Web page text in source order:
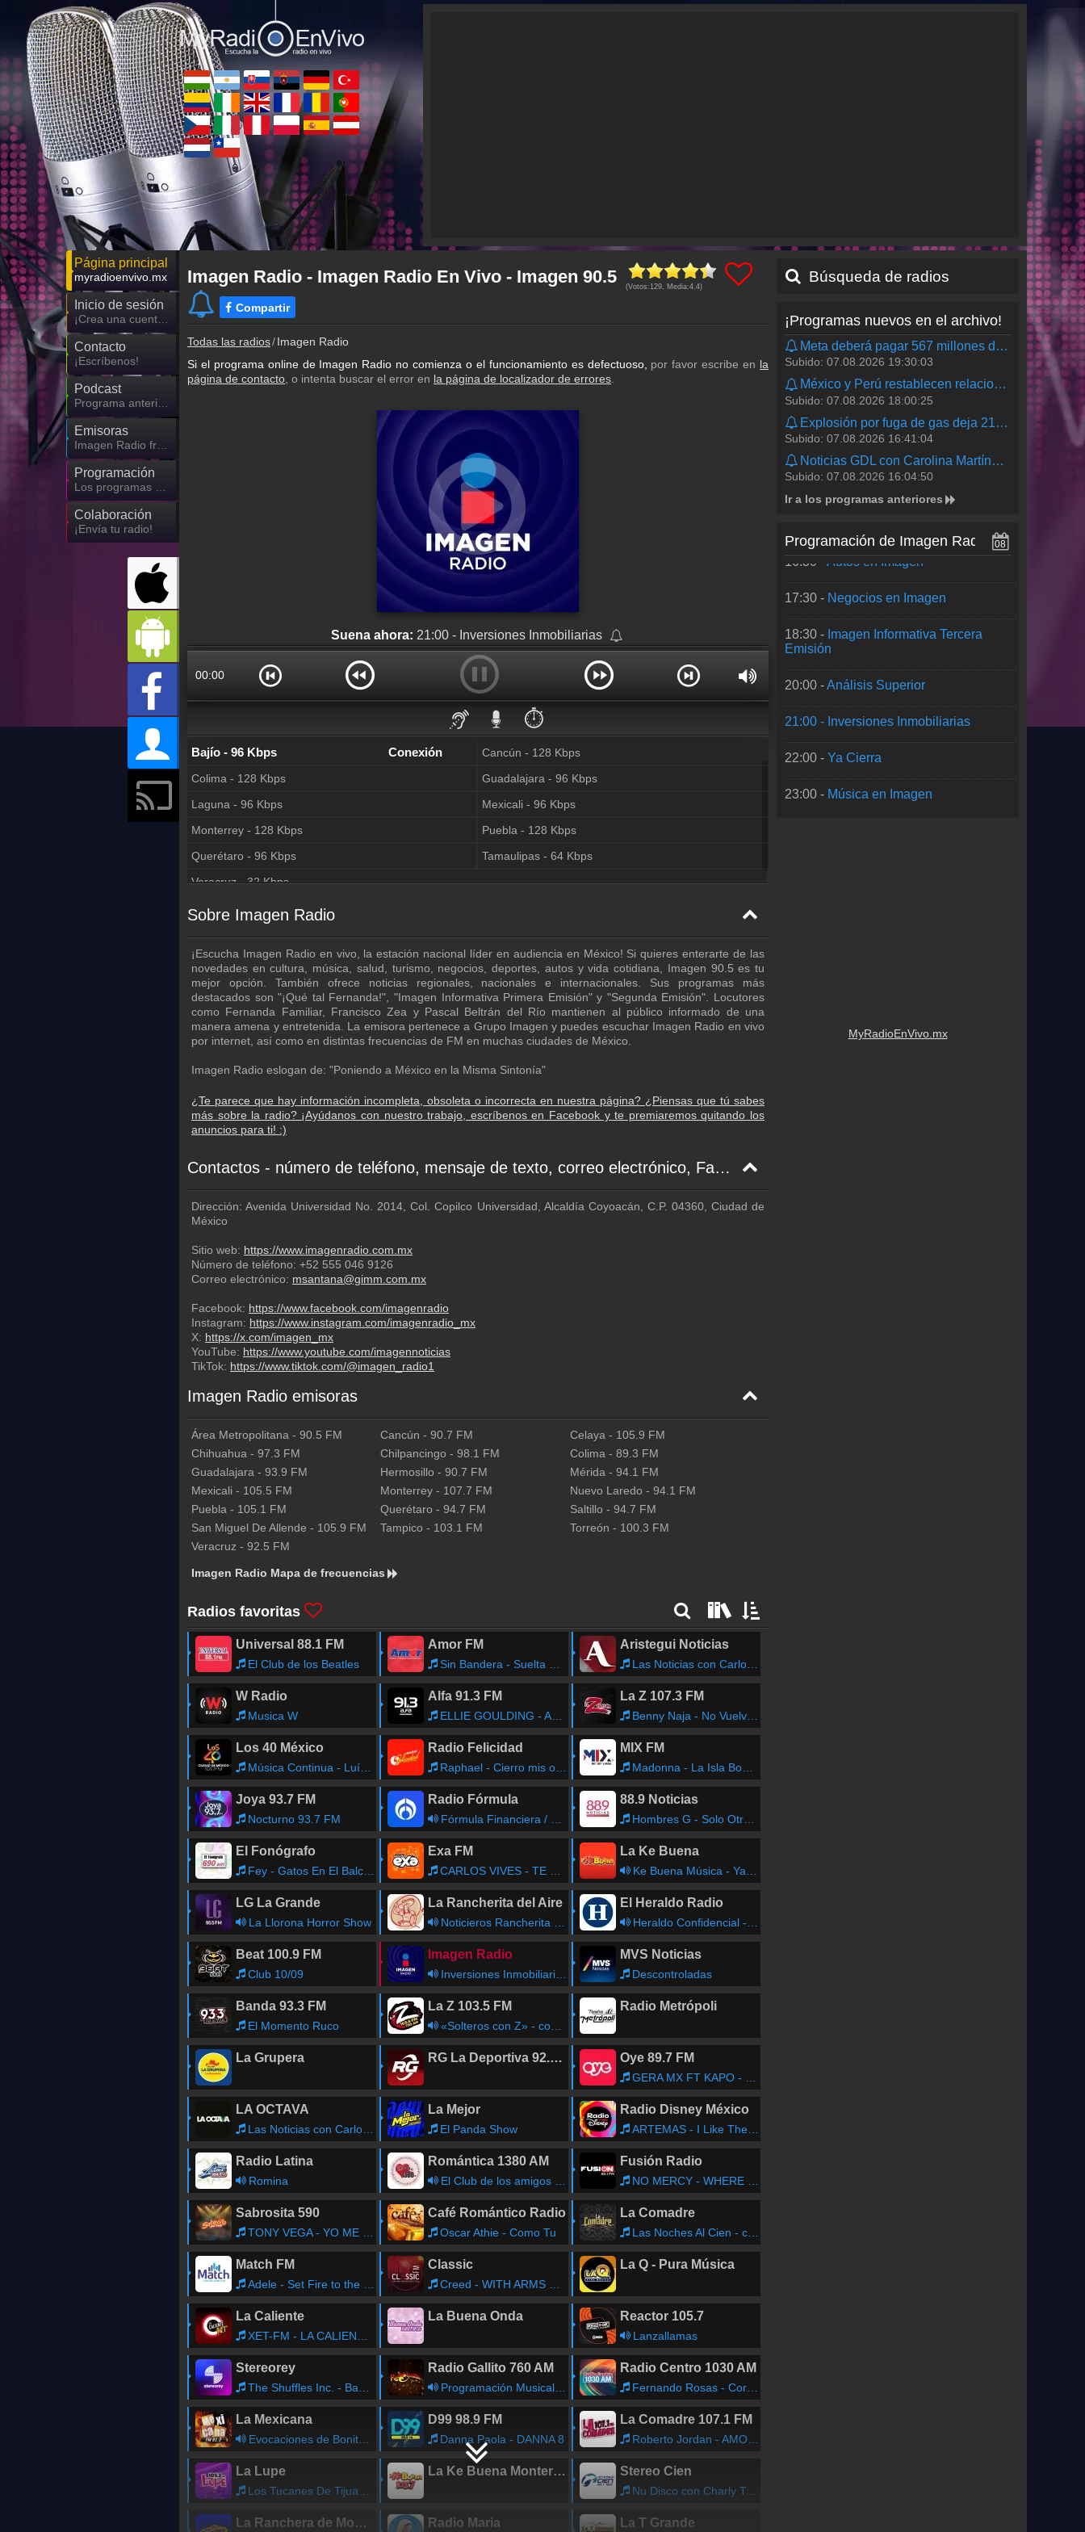
Página principal
myradioenvivo.mx
Inicio de sesión
Contacto
¡Escríbenos!
Podcast
Emisoras
Programación
Colaboración
¡Envía tu radio!
Imagen Radio - Imagen Radio En Vivo - Imagen 90.5 (Votos:129, Media:4.4)
Compartir
Todas las radios Imagen Radio
Si el programa online de Imagen Radio no comienza o el funcionamiento es defectuoso, por favor escribe en la
página de contacto , o intenta buscar el error en la página de localizador de errores
Suena ahora: 21:00 - Inversiones Inmobiliarias
00:00
⏱️
Server 2 - 98 Kbps
Bajío - 96 Kbps Conectado
Cancún - 128 Kbps
Colima - 128 Kbps
Guadalajara - 96 Kbps
Laguna - 96 Kbps
Mexicali - 96 Kbps
Monterrey - 128 Kbps
Puebla - 128 Kbps
Querétaro - 96 Kbps
Tamaulipas - 64 Kbps
Veracruz - 32 Kbps
Sobre Imagen Radio
¡Escucha Imagen Radio en vivo, la estación nacional líder en audiencia en México! Si quieres enterarte de las
novedades en cultura, música, salud, turismo, negocios, deportes, autos y vida cotidiana, Imagen 90.5 es tu
mejor opción. También ofrece noticias regionales, nacionales e internacionales. Sus programas más
destacados son "¡Qué tal Fernanda!", "Imagen Informativa Primera Emisión" y "Segunda Emisión". Locutores
como Fernanda Familiar, Francisco Zea y Pascal Beltrán del Río mantienen al público informado de una
manera amena y entretenida. La emisora pertenece a Grupo Imagen y puedes escuchar Imagen Radio en vivo
por internet, así como en distintas frecuencias de FM en muchas ciudades de México.
Imagen Radio eslogan de: "Poniendo a México en la Misma Sintonía"
¿Te parece que hay información incompleta, obsoleta o incorrecta en nuestra página? ¿Piensas que tú sabes
más sobre la radio? ¡Ayúdanos con nuestro trabajo, escríbenos en Facebook y te premiaremos quitando los
anuncios para ti! :)
Contactos - número de teléfono, mensaje de texto, correo electrónico, Facebook
Dirección: Avenida Universidad No. 2014, Col. Copilco Universidad, Alcaldía Coyoacán, C.P. 04360, Ciudad de
México
Sitio web: https://www.imagenradio.com.mx
Número de teléfono: +52 555 046 9126
Correo electrónico: msantana@gimm.com.mx
Facebook: https://www.facebook.com/imagenradio
Instagram: https://www.instagram.com/imagenradio_mx
X: https://x.com/imagen_mx
YouTube: https://www.youtube.com/imagennoticias
TikTok: https://www.tiktok.com/@imagen_radio1
Imagen Radio emisoras
Área Metropolitana - 90.5 FM Cancún -90.7 FM Celaya - 105.9 FM
Chihuahua - 97.3 FM Chilpancingo -98.1 FM Colima - 89.3 FM
Guadalajara - 93.9 FM Hermosillo -90.7 FM Mérida - 94.1 FM
Mexicali - 105.5 FM Monterrey - 107.7 FM Nuevo Laredo - 94.1 FM
Puebla - 105.1 FM Querétaro -94.7 FM Saltillo - 94.7 FM
San Miguel De Allende - 105.9 FM Tampico - 103.1 FM Torreón - 100.3 FM
Veracruz - 92.5 FM
Imagen Radio Mapa de frecuencias
Radios favoritas
Universal 88.1 FM
El Club de los Beatles
Amor FM
Sin Bandera - Suelta Mi Mano
Aristegui Noticias
Las Noticias con Carlos Castellanos
W Radio
Musica W
Alfa 91.3 FM
ELLIE GOULDING - ANYTHING COULD HAPPEN
La Z 107.3 FM
Benny Naja - No Vuelvas Jamas
Los 40 México
Música Continua - Luís Osorio 'El Capi'
Radio Felicidad
Raphael - Cierro mis ojos
MIX FM
Madonna - La Isla Bonita
Joya 93.7 FM
Nocturno 93.7 FM
Radio Fórmula
Fórmula Financiera / Noche de Negocios
88.9 Noticias
Hombres G - Solo Otra Vez
El Fonógrafo
Fey - Gatos En El Balcon
Exa FM
CARLOS VIVES - TE DEDICO
La Ke Buena
Ke Buena Música - Yaco 'El Chapulín'
LG La Grande
La Llorona Horror Show
La Rancherita del Aire
Noticieros Rancherita del Aire
El Heraldo Radio
Heraldo Confidencial - Jorge Fernández
Beat 100.9 FM
Club 10/09
Imagen Radio
Inversiones Inmobiliarias
MVS Noticias
Descontroladas
Banda 93.3 FM
El Momento Ruco
La Z 103.5 FM
«Solteros con Z» - con Mike Marrufo «El M&M»
Radio Metrópoli
La Grupera RG La Deportiva 92.9 FM Oye 89.7 FM
GERA MX FT KAPO - MIRA COMO ME TIENES
LA OCTAVA
Las Noticias con Carlos Castellanos
La Mejor
El Panda Show
Radio Disney México
ARTEMAS - I Like The Way You Kiss Me
Radio Latina
Romina
Romántica 1380 AM
El Club de los amigos del volante
Fusión Radio
NO MERCY - WHERE DO YOU GO
Sabrosita 590
TONY VEGA - YO ME QUEDO
Café Romántico Radio
Oscar Athie - Como Tu
La Comadre
Las Noches Al Cien - con Diana Sáenz
Match FM
Adele - Set Fire to the Rain
Classic
Creed - WITH ARMS WIDE OPEN ACOUSTIC VERSION
La Q - Pura Música
La Caliente
XET-FM - LA CALIENTE MONTERREY
La Buena Onda Reactor 105.7
Lanzallamas
Stereorey
The Shuffles Inc. - Baby Baby
Radio Gallito 760 AM
Programación Musical. - Jorge de Dios.
Radio Centro 1030 AM
Fernando Rosas - Corazon Mentiroso
La Mexicana
Evocaciones de Bonita con Don Chebo Morales
D99 98.9 FM
Danna Paola - DANNA 8
La Comadre 107.1 FM
Roberto Jordan - AMOR DE ESTUDIANTE
La Lupe
Los Tucanes De Tijuana - MUNDO DE AMOR
La Ke Buena Monterrey Stereo Cien
Nu Disco con Charly Torices
La Ranchera de Monterrey Radio Maria La T Grande
Búsqueda de radios
¡Programas nuevos en el archivo!
Meta deberá pagar 567 millones de dólares por la seguridad de menores | #Shorts | De Pisa y Corre
Subido: 07.08.2026 19:30:03
México y Perú restablecen relaciones diplomáticas | #Shorts | De Pisa y Corre
Subido: 07.08.2026 18:00:25
Explosión por fuga de gas deja 21 heridos en Cuernavaca | #Shorts | De Pisa y Corre
Subido: 07.08.2026 16:41:04
Noticias GDL con Carolina Martínez | Programa completo 7 de agosto de 2026
Subido: 07.08.2026 16:04:50
Ir a los programas anteriores
Programación de Imagen Radio 08
05:00 -Música en Imagen
06:00 -Imagen Empresarial
07:00 -Imagen Informativa Primera
Emisión
11:00 - ¡Qué tal Fernanda!
13:00 -Imagen Informativa Segunda
Emisión
16:30 - Autos en Imagen
17:30 - Negocios en Imagen
18:30 - Imagen Informativa Tercera
Emisión
20:00 -Análisis Superior
21:00 - Inversiones Inmobiliarias
22:00 - Ya Cierra
23:00 - Música en Imagen
MyRadioEnVivo.mx